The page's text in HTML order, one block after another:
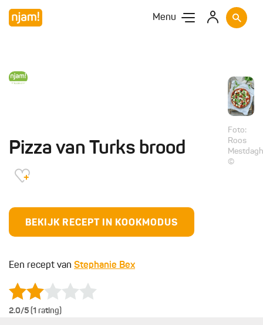
Menu
Pizza van Turks brood
BEKIJK RECEPT IN KOOKMODUS
Een recept van Stephanie Bex
2.0/5 (1 rating)
Foto:
Roos
©